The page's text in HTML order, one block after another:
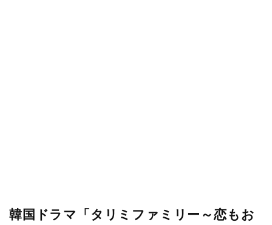
韓国ドラマ「タリミファミリー～恋もお